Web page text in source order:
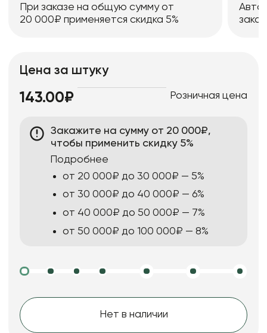
При заказе на общую сумму от
20 000₽ применяется скидка 5%
Цена за штуку
143.00₽ Розничная цена
Закажите на сумму от 20 000₽,
чтобы применить скидку 5%
Подробнее
от 20 000₽ до 30 000₽ — 5%
от 30 000₽ до 40 000₽ — 6%
от 40 000₽ до 50 000₽ — 7%
от 50 000₽ до 100 000₽ — 8%
Нет в наличии